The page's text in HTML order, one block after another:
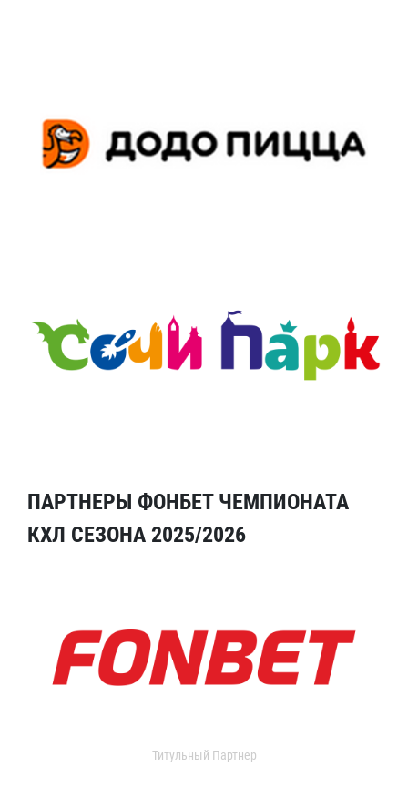
ПАРТНЕРЫ ФОНБЕТ ЧЕМПИОНАТА
КХЛ СЕЗОНА 2025/2026
Титульный Партнер